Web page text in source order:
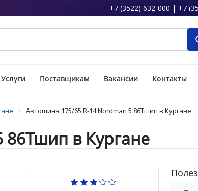
+7 (3522) 632-000 | +7
Услуги Поставщикам Вакансии Контакты
Автошина 175/65 R-14 Nordman 5 86Тшип в Кургане
в Кургане